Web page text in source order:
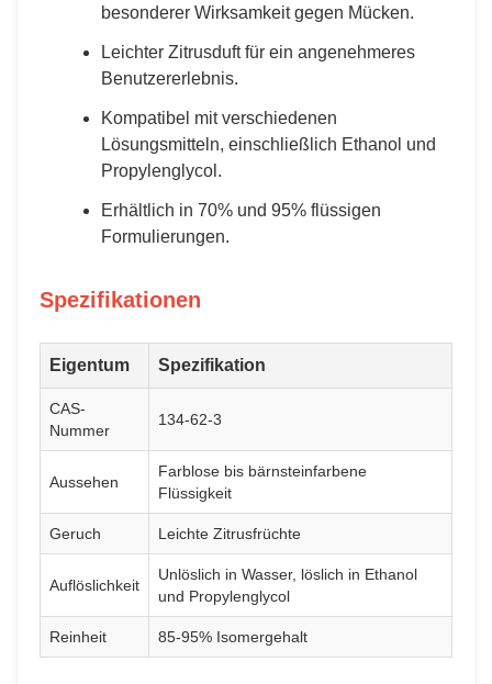
besonderer Wirksamkeit gegen Mücken.
Leichter Zitrusduft für ein angenehmeres
Benutzererlebnis.
Kompatibel mit verschiedenen
Lösungsmitteln, einschließlich Ethanol und
Propylenglycol.
Erhältlich in 70% und 95% flüssigen
Formulierungen.
Spezifikationen
Eigentum Spezifikation
CAS-
Nummer
134-62-3
Aussehen
Farblose bis bärnsteinfarbene
Flüssigkeit
Geruch Leichte Zitrusfrüchte
Auflöslichkeit
Unlöslich in Wasser, löslich in Ethanol
und Propylenglycol
Reinheit 85-95% Isomergehalt